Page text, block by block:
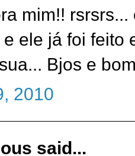
mim!!
ele já foi feito
Bjos e
2010
said...